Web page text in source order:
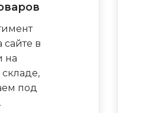
сайте в
на
под